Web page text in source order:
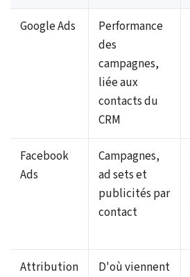
Google Ads
Performance
des
campagnes,
liée aux
contacts du
CRM
Facebook
Ads
Campagnes,
ad sets et
publicités par
contact
Attribution
D'où viennent